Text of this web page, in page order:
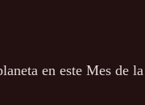
en este Mes de